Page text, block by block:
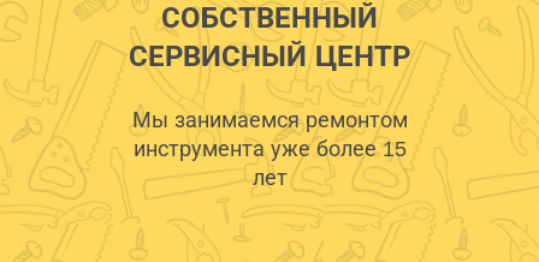
СОБСТВЕННЫЙ
СЕРВИСНЫЙ ЦЕНТР
Мы занимаемся ремонтом
инструмента уже более 15
лет